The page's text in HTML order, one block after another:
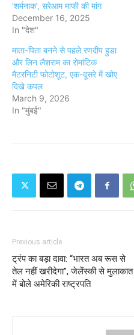
'शर्मनाक', सरेआम माफी की मांग
December 16, 2025
In "देश"
माता-पिता बनने से पहले रणदीप हुडा
और लिन लैशराम का रोमांटिक
मैटरनिटी फोटोशूट, एक-दूसरे में खोए
दिखे कपल
March 9, 2026
In "मुंबई"
Previous article
ट्रंप का बड़ा दावा: “भारत अब रूस से
तेल नहीं खरीदेगा”, जेलेंस्की से मुलाकात
में बोले अमेरिकी राष्ट्रपति